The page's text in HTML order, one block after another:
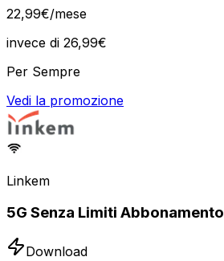
22,99€/mese
invece di 26,99€
Per Sempre
Vedi la promozione
Linkem
5G Senza Limiti Abbonamento
Download